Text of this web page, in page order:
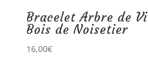
Bracelet Arbre de
Bois de Noisetier
16,00€